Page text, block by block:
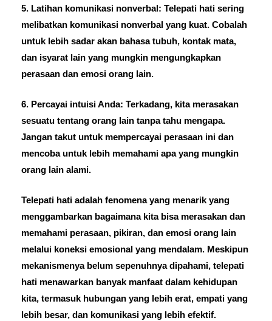
5. Latihan komunikasi nonverbal: Telepati hati sering
melibatkan komunikasi nonverbal yang kuat. Cobalah
untuk lebih sadar akan bahasa tubuh, kontak mata,
dan isyarat lain yang mungkin mengungkapkan
perasaan dan emosi orang lain.
6. Percayai intuisi Anda: Terkadang, kita merasakan
sesuatu tentang orang lain tanpa tahu mengapa.
Jangan takut untuk mempercayai perasaan ini dan
mencoba untuk lebih memahami apa yang mungkin
orang lain alami.
Telepati hati adalah fenomena yang menarik yang
menggambarkan bagaimana kita bisa merasakan dan
memahami perasaan, pikiran, dan emosi orang lain
melalui koneksi emosional yang mendalam. Meskipun
mekanismenya belum sepenuhnya dipahami, telepati
hati menawarkan banyak manfaat dalam kehidupan
kita, termasuk hubungan yang lebih erat, empati yang
lebih besar, dan komunikasi yang lebih efektif.